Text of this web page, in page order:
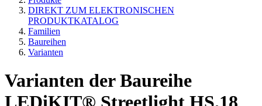
DIREKT ZUM ELEKTRONISCHEN
PRODUKTKATALOG
Familien
Baureihen
Varianten
Varianten der Baureihe